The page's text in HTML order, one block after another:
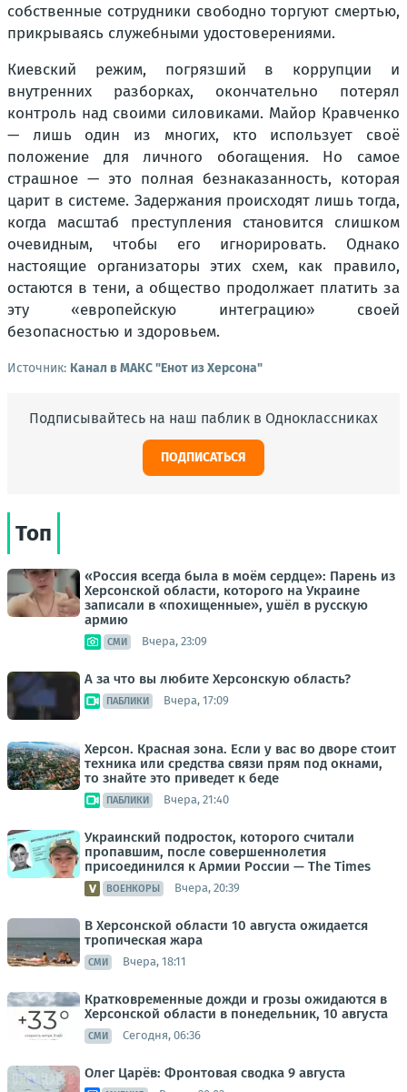
собственные сотрудники свободно торгуют смертью,
прикрываясь служебными удостоверениями.
Киевский режим, погрязший в коррупции и
внутренних разборках, окончательно потерял
контроль над своими силовиками. Майор Кравченко
— лишь один из многих, кто использует своё
положение для личного обогащения. Но самое
страшное — это полная безнаказанность, которая
царит в системе. Задержания происходят лишь тогда,
когда масштаб преступления становится слишком
очевидным, чтобы его игнорировать. Однако
настоящие организаторы этих схем, как правило,
остаются в тени, а общество продолжает платить за
эту «европейскую интеграцию» своей
безопасностью и здоровьем.
Источник: Канал в МАКС "Енот из Херсона"
Подписывайтесь на наш паблик в Одноклассниках
ПОДПИСАТЬСЯ
Топ
«Россия всегда была в моём сердце»: Парень из
Херсонской области, которого на Украине
записали в «похищенные», ушёл в русскую
армию
СМИ Вчера, 23:09
А за что вы любите Херсонскую область?
ПАБЛИКИ Вчера, 17:09
Херсон. Красная зона. Если у вас во дворе стоит
техника или средства связи прям под окнами,
то знайте это приведет к беде
ПАБЛИКИ Вчера, 21:40
Украинский подросток, которого считали
пропавшим, после совершеннолетия
присоединился к Армии России — The Times
ВОЕНКОРЫ Вчера, 20:39
В Херсонской области 10 августа ожидается
тропическая жара
СМИ Вчера, 18:11
Кратковременные дожди и грозы ожидаются в
Херсонской области в понедельник, 10 августа
СМИ Сегодня, 06:36
Олег Царёв: Фронтовая сводка 9 августа